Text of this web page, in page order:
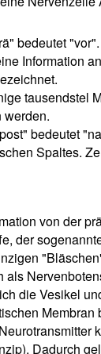
bedeutet
Information
tausendstel
werden.
bedeutet
Spaltes.
von der
der
als
die Vesikel
Dadurch